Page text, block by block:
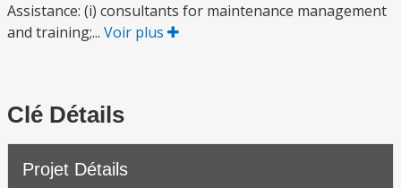
Assistance: (i) consultants for maintenance management
and training;... Voir plus
Clé Détails
Projet Détails